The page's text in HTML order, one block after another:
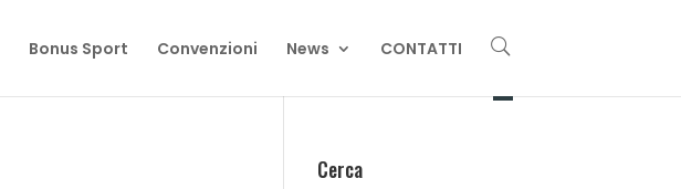
Bonus Sport Convenzioni News CONTATTI U
Cerca